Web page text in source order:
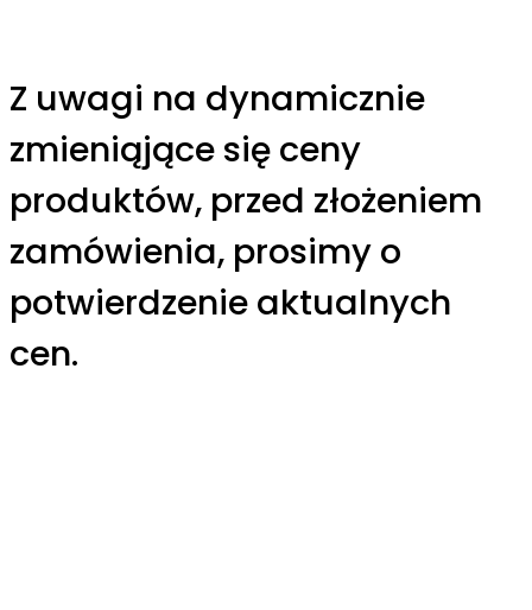
Z uwagi na dynamicznie
zmieniąjące się ceny
produktów, przed złożeniem
zamówienia, prosimy o
potwierdzenie aktualnych
cen.